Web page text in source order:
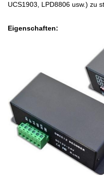
UCS1903, LPD8806 usw.) zu
Eigenschaften: